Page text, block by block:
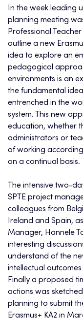
In the week leading
planning meeting
Professional
outline a new
idea to explore an
pedagogical
environments is an
the fundamental
entrenched in the
system. This new
education, whether
administrators or
of working
on a continual basis.
The intensive two-
SPTE project
colleagues from
Ireland and Spain, as
Manager, Hannele
interesting
understand of the
intellectual
Finally a proposed
actions was
planning to submit
Erasmus+ KA2 in